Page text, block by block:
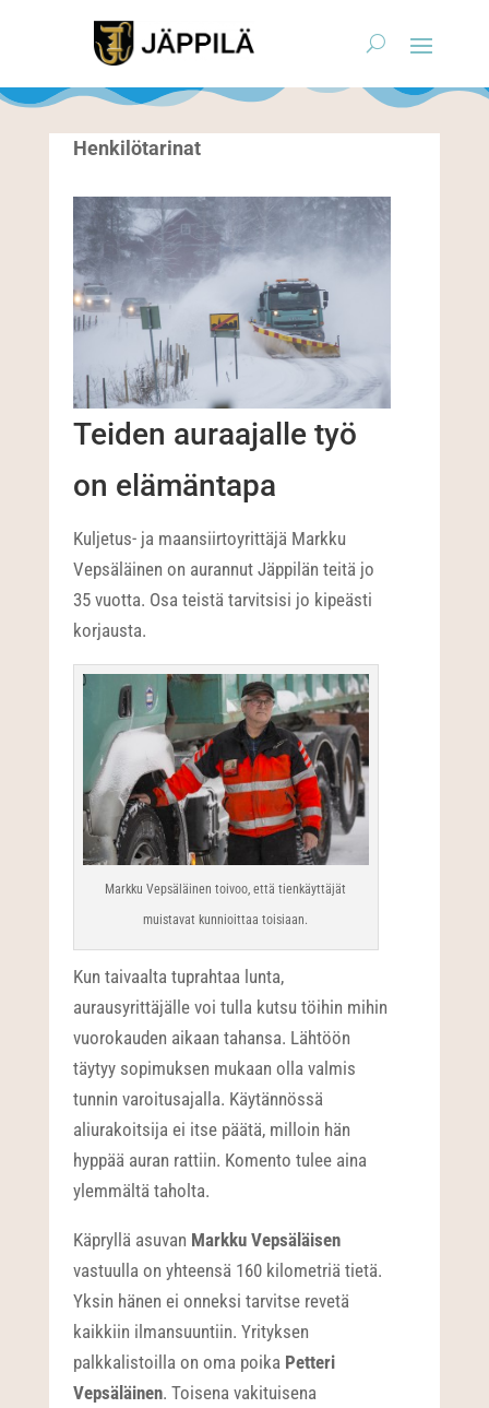
Henkilötarinat
Teiden auraajalle työ
on elämäntapa
Kuljetus- ja maansiirtoyrittäjä Markku
Vepsäläinen on aurannut Jäppilän teitä jo
35 vuotta. Osa teistä tarvitsisi jo kipeästi
korjausta.
Markku Vepsäläinen toivoo, että tienkäyttäjät
muistavat kunnioittaa toisiaan.
Kun taivaalta tuprahtaa lunta,
aurausyrittäjälle voi tulla kutsu töihin mihin
vuorokauden aikaan tahansa. Lähtöön
täytyy sopimuksen mukaan olla valmis
tunnin varoitusajalla. Käytännössä
aliurakoitsija ei itse päätä, milloin hän
hyppää auran rattiin. Komento tulee aina
ylemmältä taholta.
Käpryllä asuvan Markku Vepsäläisen
vastuulla on yhteensä 160 kilometriä tietä.
Yksin hänen ei onneksi tarvitse revetä
kaikkiin ilmansuuntiin. Yrityksen
palkkalistoilla on oma poika Petteri
Vepsäläinen. Toisena vakituisena